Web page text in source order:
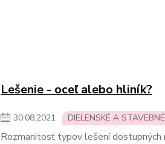
Lešenie - oceľ alebo hliník?
30.08.2021 DIELENSKÉ A
Rozmanitosť typov lešení dostupných